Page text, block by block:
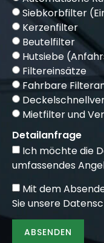
Siebkorbfilter
Kerzenfilter
Beutelfilter
Hutsiebe
Filtereinsätze
Fahrbare
Mietfilter und
Detailanfrage
Ich möchte die
umfassendes
Mit dem
Sie unsere
ABSENDEN